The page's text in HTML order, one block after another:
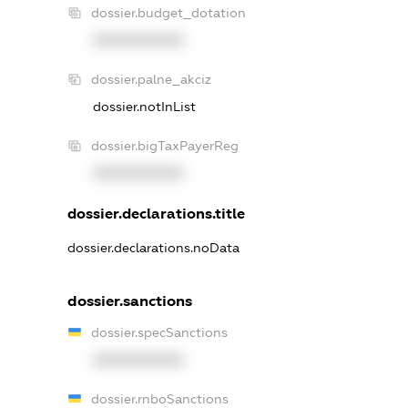
dossier.budget_dotation
dossier.palne_akciz
dossier.notInList
dossier.bigTaxPayerReg
dossier.declarations.title
dossier.declarations.noData
dossier.sanctions
dossier.specSanctions
dossier.rnboSanctions